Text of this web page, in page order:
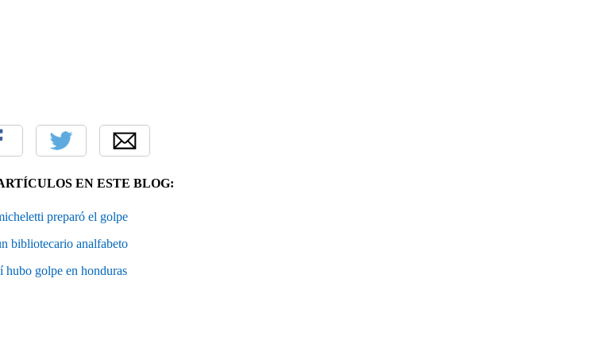
EN ESTE BLOG:
preparó el golpe
bibliotecario analfabeto
hubo golpe en honduras